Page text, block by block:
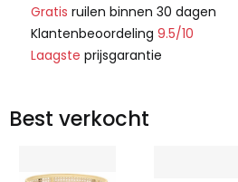
Gratis ruilen binnen 30 dagen
Klantenbeoordeling 9.5/10
Laagste prijsgarantie
Best verkocht